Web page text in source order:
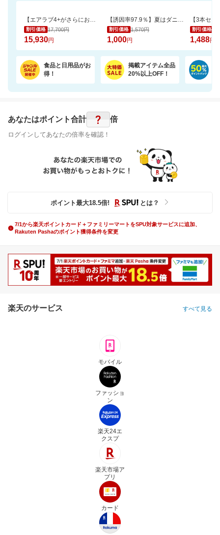
【エアラブ4+がさらにお得に！数量限定でポーチプレゼントも】エアラブ5/4+ 2個セット
割引価格 17,700円
15,930円
【誘因率97.9％】夏はダニのピーク！ダニ捕りラボで赤ちゃんも安心
割引価格 1,570円
1,000円
割引価格
1,488円
食品と日用品がお
得！
掲載アイテム全品
20%以上OFF！
あなたはポイント合計 ? 倍
ログインしてあなたの倍率を確認！
ポイント最大18.5倍! とは？
7/1から楽天ポイントカード＋ファミリーマートをSPU対象サービスに追加、
Rakuten Pashaのポイント獲得条件を変更
楽天のサービス すべて見る
モバイル
ファッショ
ン
楽天24エ
クスプ
楽天市場ア
プリ
カード